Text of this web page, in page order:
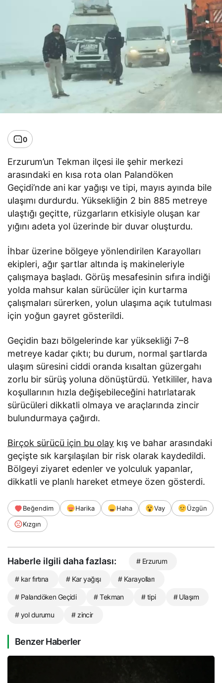
0
Erzurum’un Tekman ilçesi ile şehir merkezi
arasındaki en kısa rota olan Palandöken
Geçidi’nde ani kar yağışı ve tipi, mayıs ayında bile
ulaşımı durdurdu. Yüksekliğin 2 bin 885 metreye
ulaştığı geçitte, rüzgarların etkisiyle oluşan kar
yığını adeta yol üzerinde bir duvar oluşturdu.
İhbar üzerine bölgeye yönlendirilen Karayolları
ekipleri, ağır şartlar altında iş makineleriyle
çalışmaya başladı. Görüş mesafesinin sıfıra indiği
yolda mahsur kalan sürücüler için kurtarma
çalışmaları sürerken, yolun ulaşıma açık tutulması
için yoğun gayret gösterildi.
Geçidin bazı bölgelerinde kar yüksekliği 7–8
metreye kadar çıktı; bu durum, normal şartlarda
ulaşım süresini ciddi oranda kısaltan güzergahı
zorlu bir sürüş yoluna dönüştürdü. Yetkililer, hava
koşullarının hızla değişebileceğini hatırlatarak
sürücüleri dikkatli olmaya ve araçlarında zincir
bulundurmaya çağırdı.
Birçok sürücü için bu olay kış ve bahar arasındaki
geçişte sık karşılaşılan bir risk olarak kaydedildi.
Bölgeyi ziyaret edenler ve yolculuk yapanlar,
dikkatli ve planlı hareket etmeye özen gösterdi.
Beğendim Harika Haha Vay
Üzgün
Kızgın
Haberle ilgili daha fazlası: # Erzurum
# kar fırtına # Kar yağışı # Karayolları
# Palandöken Geçidi # Tekman # tipi # Ulaşım
# yol durumu # zincir
Benzer Haberler